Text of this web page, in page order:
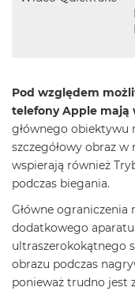
ś
k
u
M
a
c
B
o
o
k
A
i
r
2
Pod względem
telefony Apple mają
głównego obiektywu
szczegółowy obraz w
wspierają również
podczas biegania.
Główne
dodatkowego
ultraszerokokątnego
obrazu podczas
ponieważ trudno jest